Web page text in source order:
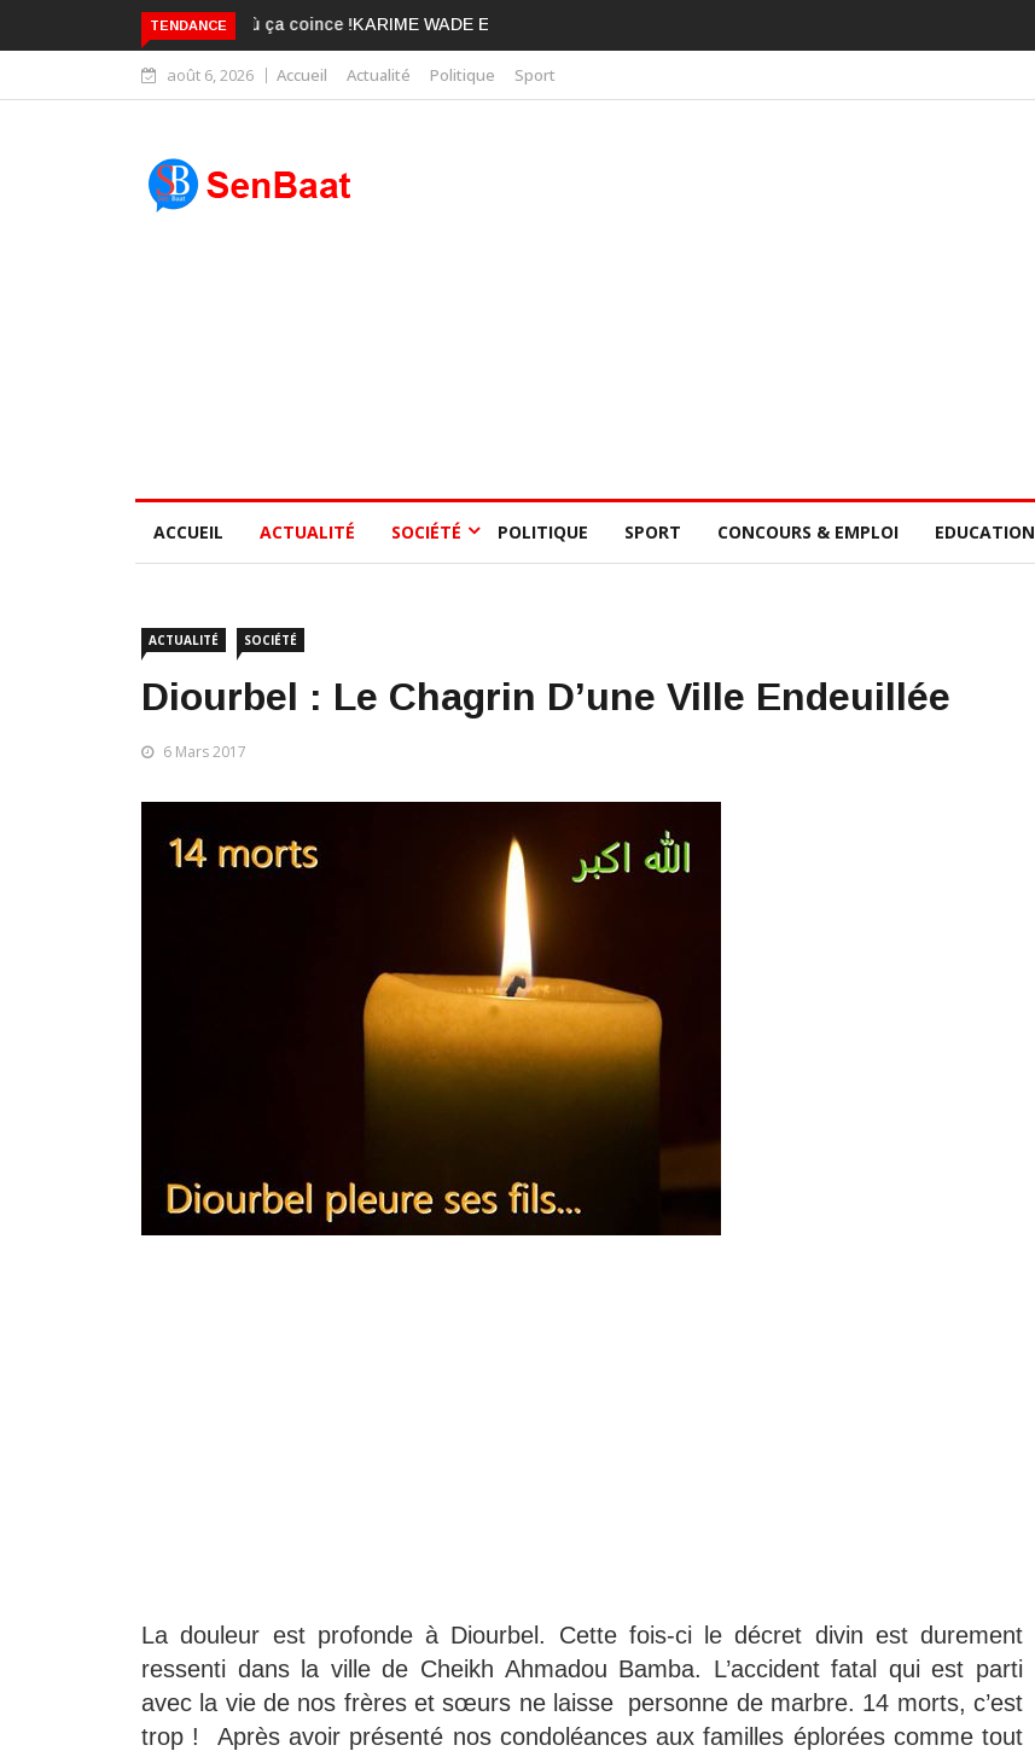
TENDANCE KARIME WADE EST DÉJÀ BLANCHI PAR LA CONSCIENCE COLLECTIVE DES SÉNÉGALAIS
août 6, 2026 Accueil Actualité Politique Sport
ACCUEIL ACTUALITÉ SOCIÉTÉ POLITIQUE SPORT CONCOURS & EMPLOI EDUCATION
ACTUALITÉ SOCIÉTÉ
Diourbel : Le Chagrin D’une Ville Endeuillée
6 Mars 2017
La douleur est profonde à Diourbel. Cette fois-ci le décret divin est durement
ressenti dans la ville de Cheikh Ahmadou Bamba. L’accident fatal qui est parti
avec la vie de nos frères et sœurs ne laisse personne de marbre. 14 morts, c’est
trop ! Après avoir présenté nos condoléances aux familles éplorées comme tout